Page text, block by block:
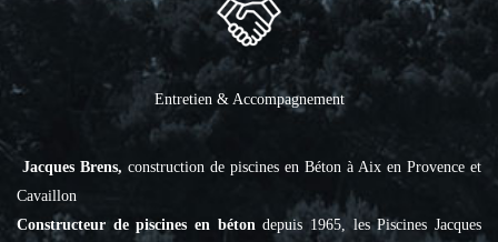
Entretien & Accompagnement
Jacques Brens, construction de piscines en Béton à Aix en Provence et
Cavaillon
Constructeur de piscines en bétondepuis 1965, les Piscines Jacques